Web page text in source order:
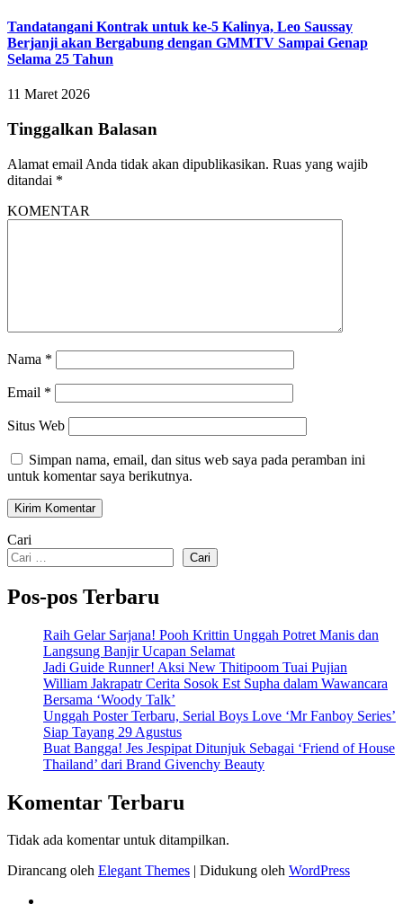
Tandatangani Kontrak untuk ke-5 Kalinya, Leo Saussay
Berjanji akan Bergabung dengan GMMTV Sampai Genap
Selama 25 Tahun
11 Maret 2026
Tinggalkan Balasan
Alamat email Anda tidak akan dipublikasikan. Ruas yang wajib
ditandai *
KOMENTAR
Nama *
Email *
Situs Web
Simpan nama, email, dan situs web saya pada peramban ini
untuk komentar saya berikutnya.
Cari
Cari
Pos-pos Terbaru
Raih Gelar Sarjana! Pooh Krittin Unggah Potret Manis dan
Langsung Banjir Ucapan Selamat
Jadi Guide Runner! Aksi New Thitipoom Tuai Pujian
William Jakrapatr Cerita Sosok Est Supha dalam Wawancara
Bersama ‘Woody Talk’
Unggah Poster Terbaru, Serial Boys Love ‘Mr Fanboy Series’
Siap Tayang 29 Agustus
Buat Bangga! Jes Jespipat Ditunjuk Sebagai ‘Friend of House
Thailand’ dari Brand Givenchy Beauty
Komentar Terbaru
Tidak ada komentar untuk ditampilkan.
Dirancang oleh Elegant Themes | Didukung oleh WordPress